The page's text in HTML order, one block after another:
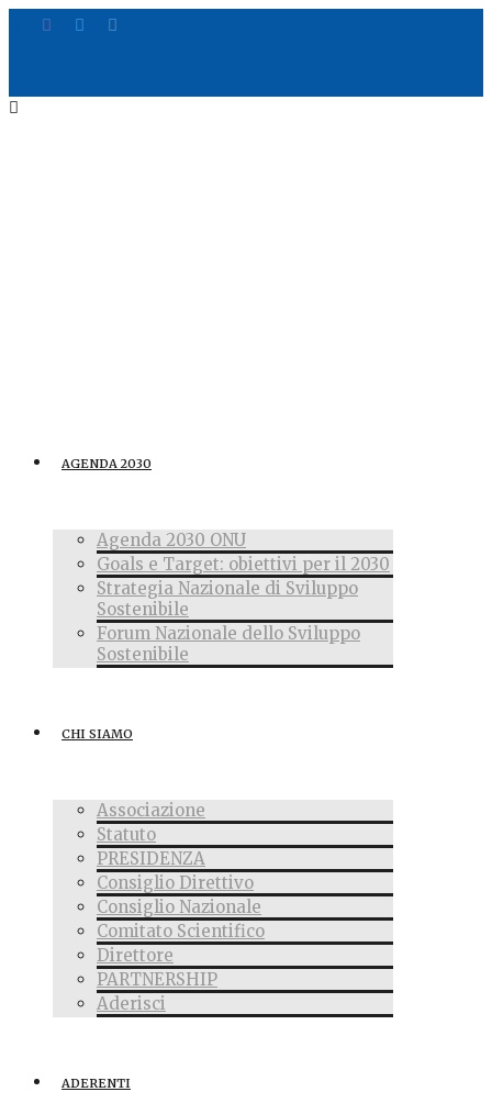
AGENDA 2030
Agenda 2030 ONU
Goals e Target: obiettivi per il 2030
Strategia Nazionale di Sviluppo
Sostenibile
Forum Nazionale dello Sviluppo
Sostenibile
CHI SIAMO
Associazione
Statuto
PRESIDENZA
Consiglio Direttivo
Consiglio Nazionale
Comitato Scientifico
Direttore
PARTNERSHIP
Aderisci
ADERENTI